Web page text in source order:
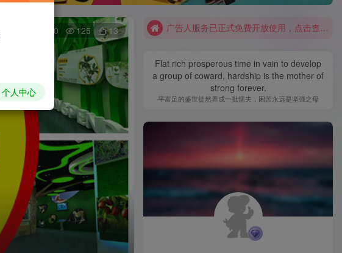
0 125 13
如有下载链接失效，请联系管理员处理！
广告人服务已正式免费开放使用，点击查看免费领取方式！
Flat rich prosperous time in vain to develop
a group of coward, hardship is the mother of
strong forever.
平富足的盛世徒然养成一批懦夫，困苦永远是坚强之母
个人中心